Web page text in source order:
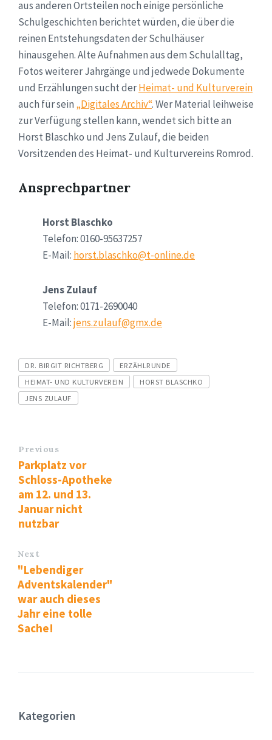
aus anderen Ortsteilen noch einige persönliche
Schulgeschichten berichtet würden, die über die
reinen Entstehungsdaten der Schulhäuser
hinausgehen. Alte Aufnahmen aus dem Schulalltag,
Fotos weiterer Jahrgänge und jedwede Dokumente
und Erzählungen sucht derHeimat- und Kulturverein
auch für sein „Digitales Archiv“. Wer Material leihweise
zur Verfügung stellen kann, wendet sich bitte an
Horst Blaschko und Jens Zulauf, die beiden
Vorsitzenden des Heimat- und Kulturvereins Romrod.
Ansprechpartner
Horst Blaschko
Telefon: 0160-95637257
E-Mail: horst.blaschko@t-online.de
Jens Zulauf
Telefon: 0171-2690040
E-Mail:jens.zulauf@gmx.de
Tags
DR. BIRGIT RICHTBERG
ERZÄHLRUNDE
HEIMAT- UND KULTURVEREIN
HORST BLASCHKO
JENS ZULAUF
Previous
Parkplatz vor
Schloss-Apotheke
am 12. und 13.
Januar nicht
nutzbar
Next
"Lebendiger
Adventskalender"
war auch dieses
Jahr eine tolle
Sache!
Kategorien